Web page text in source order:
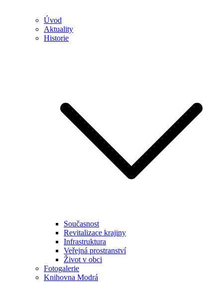
Úvod
Aktuality
Historie
Současnost
Revitalizace krajiny
Infrastruktura
Veřejná prostranství
Život v obci
Fotogalerie
Knihovna Modrá